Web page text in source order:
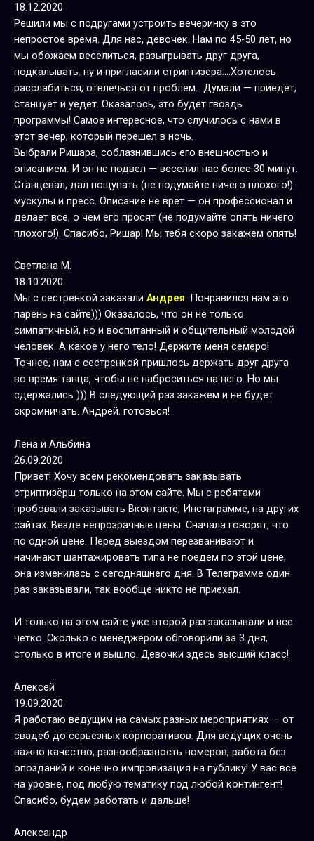
18.12.2020
Решили мы с подругами устроить вечеринку в это
непростое время. Для нас, девочек. Нам по 45-50 лет, но
мы обожаем веселиться, разыгрывать друг друга,
подкалывать. ну и пригласили стриптизера….Хотелось
расслабиться, отвлечься от проблем. Думали — приедет,
станцует и уедет. Оказалось, это будет гвоздь
программы! Самое интересное, что случилось с нами в
этот вечер, который перешел в ночь.
Выбрали Ришара, соблазнившись его внешностью и
описанием. И он не подвел — веселил нас более 30 минут.
Станцевал, дал пощупать (не подумайте ничего плохого!)
мускулы и пресс. Описание не врет — он профессионал и
делает все, о чем его просят (не подумайте опять ничего
плохого!). Спасибо, Ришар! Мы тебя скоро закажем опять!
Светлана М.
18.10.2020
Мы с сестренкой заказали Андрея. Понравился нам это
парень на сайте))) Оказалось, что он не только
симпатичный, но и воспитанный и общительный молодой
человек. А какое у него тело! Держите меня семеро!
Точнее, нам с сестренкой пришлось держать друг друга
во время танца, чтобы не наброситься на него. Но мы
сдержались ))) В следующий раз закажем и не будет
скромничать. Андрей. готовься!
Лена и Альбина
26.09.2020
Привет! Хочу всем рекомендовать заказывать
стриптизёрш только на этом сайте. Мы с ребятами
пробовали заказывать Вконтакте, Инстаграмме, на других
сайтах. Везде непрозрачные цены. Сначала говорят, что
по одной цене. Перед выездом перезванивают и
начинают шантажировать типа не поедем по этой цене,
она изменилась с сегодняшнего дня. В Телеграмме один
раз заказывали, так вообще никто не приехал.
И только на этом сайте уже второй раз заказывали и все
четко. Сколько с менеджером обговорили за 3 дня,
столько в итоге и вышло. Девочки здесь высший класс!
Алексей
19.09.2020
Я работаю ведущим на самых разных мероприятиях — от
свадеб до серьезных корпоративов. Для ведущих очень
важно качество, разнообразность номеров, работа без
опозданий и конечно импровизация на публику! У вас все
на уровне, под любую тематику под любой контингент!
Спасибо, будем работать и дальше!
Александр